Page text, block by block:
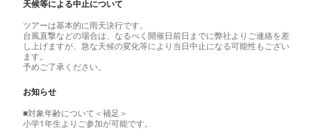
天候等による中止について
ツアーは基本的に雨天決行です。
台風直撃などの場合は、なるべく開催日前日までに弊社よりご連絡を差
し上げますが、急な天候の変化等により当日中止になる可能性もござい
ます。
予めご了承ください。
お知らせ
■対象年齢について＜補足＞
小学1年生よりご参加が可能です。